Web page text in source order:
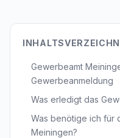
Gewerbeamt
Gewerbeanmeldung
Was erledigt das
Was benötige ich für
Meiningen?